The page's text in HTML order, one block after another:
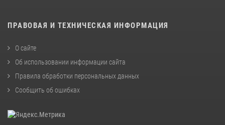
ПРАВОВАЯ И ТЕХНИЧЕСКАЯ ИНФОРМАЦИЯ
О сайте
Об использовании информации сайта
Правила обработки персональных данных
Сообщить об ошибках